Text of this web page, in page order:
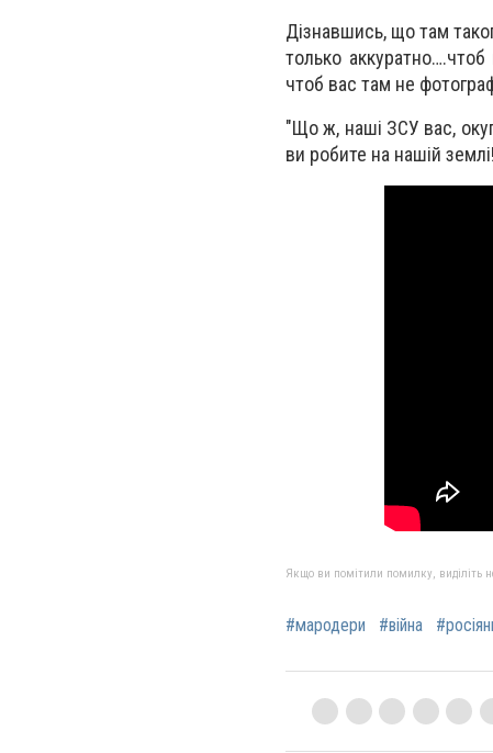
Дізнавшись, що там
только
чтоб вас там не
"Що ж, наші ЗСУ вас,
ви робите на нашій
Якщо ви помітили помилку, виділіть
#мародери #війна